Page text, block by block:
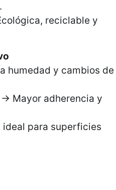
reciclable y
humedad y cambios de
Mayor adherencia y
para superficies